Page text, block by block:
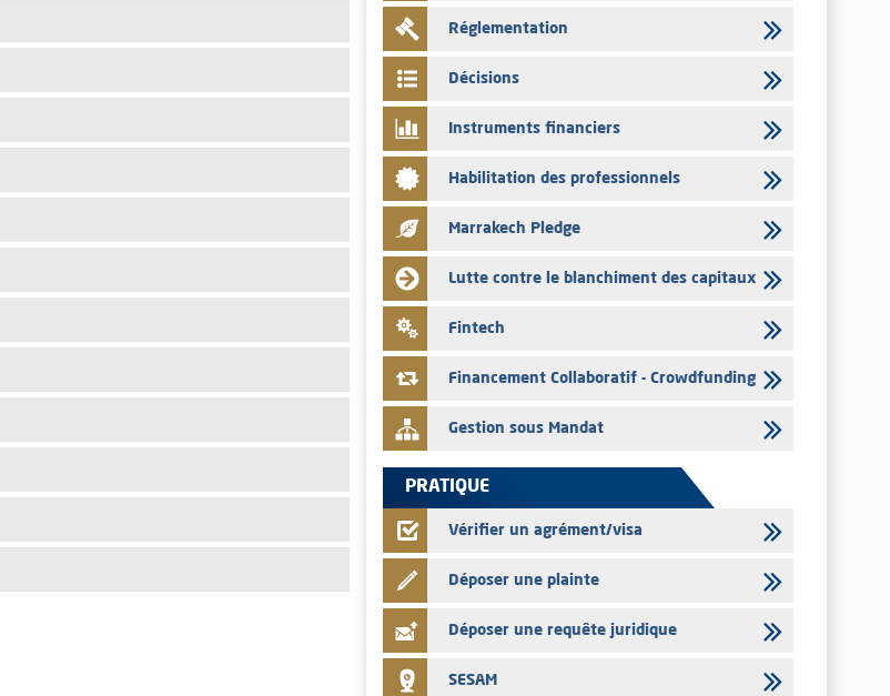
Saham Bank – Mise à jour annuelle du dossier d’information
relatif au programme d'émission de certificats de dépôt
L’AMMC met sur son site internet les publications réalisées
03/08/2026
Liste des agréments et visas d'OPCVM accordés par l'AMMC
pour le mois de juillet 2026
03/08/2026
L' AMMC publie les indicateurs mensuels du marché des
capitaux pour le mois de Juin 2026
31/07/2026
L’AMMC met sur son site internet les publications réalisées
par les émetteurs du 30 au 31 juillet 2026
Réglementation
Décisions
Instruments financiers
Habilitation des professionnels
Marrakech Pledge
Lutte contre le blanchiment des capitaux
Fintech
Financement Collaboratif - Crowdfunding
Gestion sous Mandat
PRATIQUE
Vérifier un agrément/visa
Déposer une plainte
Déposer une requête juridique
SESAM